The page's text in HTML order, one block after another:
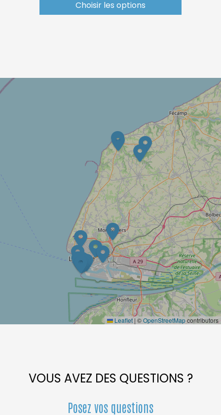
Choisir les options
Leaflet | ©OpenStreetMapcontributors
VOUS AVEZ DES QUESTIONS ?
Posez vos questions